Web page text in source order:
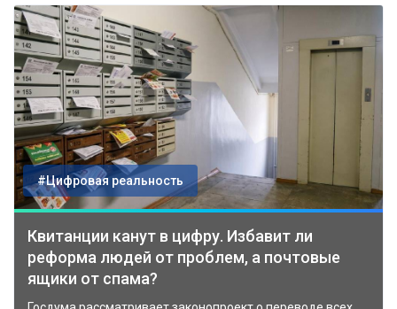
Рейтинги "МедиаКУБа"
Наши интервью
#Цифровая реальность
Квитанции канут в цифру. Избавит ли
реформа людей от проблем, а почтовые
ящики от спама?